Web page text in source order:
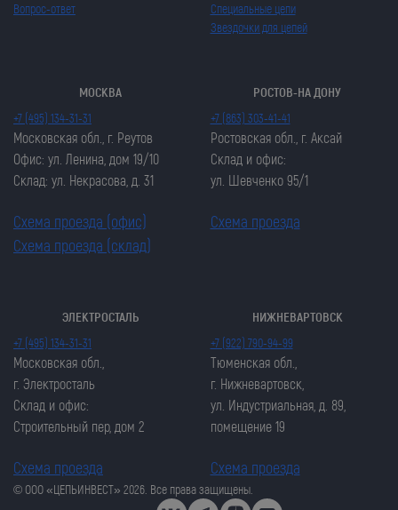
Вопрос-ответ
Специальные цепи
Звездочки для цепей
МОСКВА
+7 (495) 134-31-31
Московская обл., г. Реутов
Офис: ул. Ленина, дом 19/10
Склад: ул. Некрасова, д. 31
Схема проезда (офис)
Схема проезда (склад)
РОСТОВ-НА ДОНУ
+7 (863) 303-41-41
Ростовская обл., г. Аксай
Склад и офис:
ул. Шевченко 95/1
Схема проезда
ЭЛЕКТРОСТАЛЬ
+7 (495) 134-31-31
Московская обл.,
г. Электросталь
Склад и офис:
Строительный пер, дом 2
Схема проезда
НИЖНЕВАРТОВСК
+7 (922) 790-94-99
Тюменская обл.,
г. Нижневартовск,
ул. Индустриальная, д. 89,
помещение 19
Схема проезда
© ООО «ЦЕПЬИНВЕСТ» 2026. Все права защищены.
Закрыть попап
ЗАКАЗАТЬ ЦЕПЬ
Закрыть попап
ОСТАВИТЬ ЗАЯВКУ
Закрыть попап
ОСТАВИТЬ ЗАЯВКУ
Закрыть попап
ЗАКАЗАТЬ ЦЕПЬ